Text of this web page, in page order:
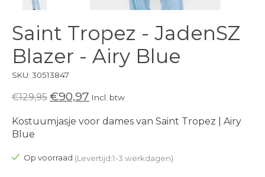
Saint Tropez - JadenSZ
Blazer - Airy Blue
SKU: 30513847
€129,95 €90,97 Incl. btw
Kostuumjasje voor dames van Saint Tropez | Airy
Blue
Op voorraad (Levertijd:1-3 werkdagen)